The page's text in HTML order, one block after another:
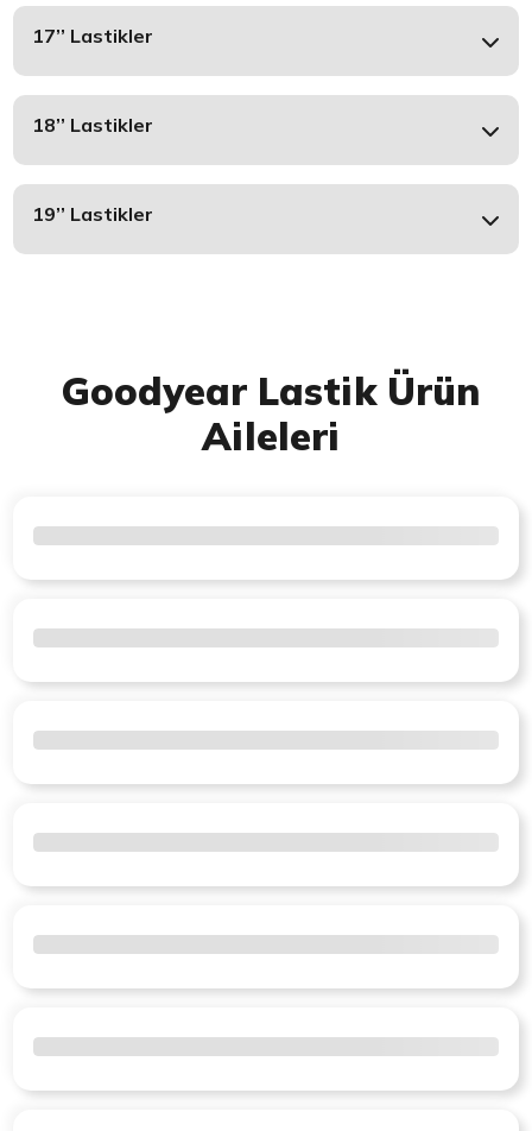
17’’ Lastikler
18’’ Lastikler
19’’ Lastikler
Goodyear Lastik Ürün
Aileleri